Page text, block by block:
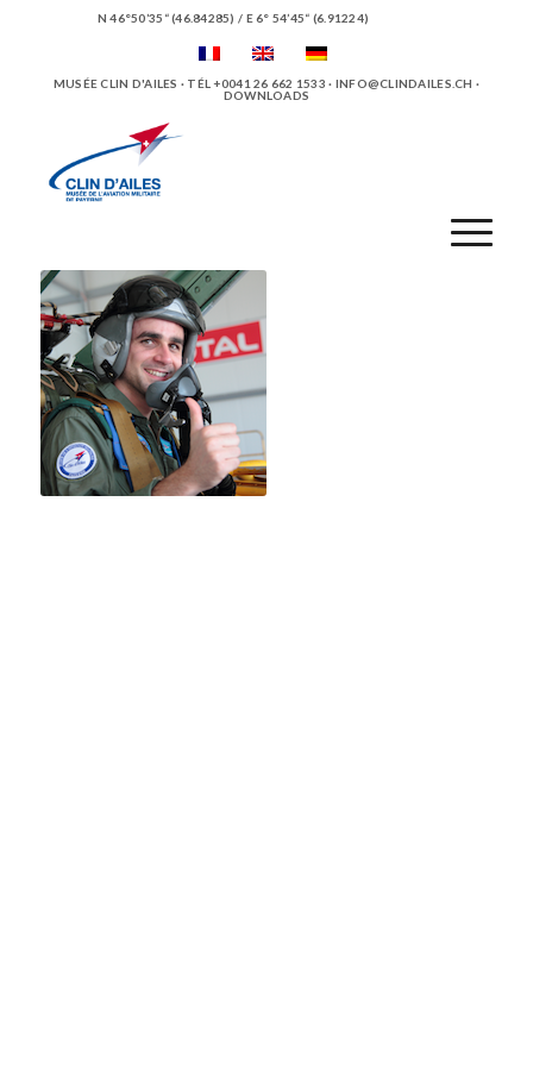
N 46°50’35“ (46.84285) / E 6° 54’45“ (6.91224)
MUSÉE CLIN D'AILES · TÉL +0041 26 662 1533 · INFO@CLINDAILES.CH ·
DOWNLOADS